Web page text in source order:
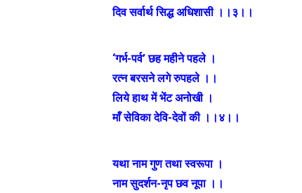
दिव सर्वार्थ सिद्ध अधिशासी ।।३।।
‘गर्भ-पर्व’ छह महीने पहले ।
रत्न बरसने लगे रुपहले ।।
लिये हाथ में भेंट अनोखी ।
माँ सेविका देवि-देवों की ।।४।।
यथा नाम गुण तथा स्वरूपा ।
नाम सुदर्शन-नृप छव नूपा ।।